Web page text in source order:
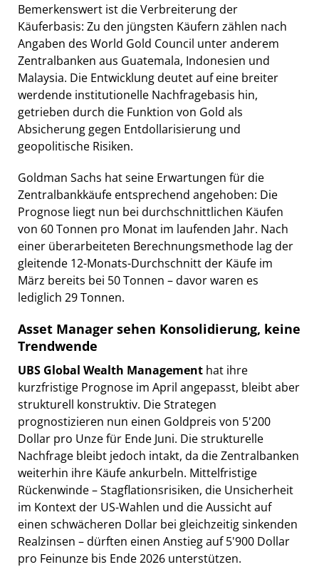
Bemerkenswert ist die Verbreiterung der
Käuferbasis: Zu den jüngsten Käufern zählen nach
Angaben des World Gold Council unter anderem
Zentralbanken aus Guatemala, Indonesien und
Malaysia. Die Entwicklung deutet auf eine breiter
werdende institutionelle Nachfragebasis hin,
getrieben durch die Funktion von Gold als
Absicherung gegen Entdollarisierung und
geopolitische Risiken.
Goldman Sachs hat seine Erwartungen für die
Zentralbankkäufe entsprechend angehoben: Die
Prognose liegt nun bei durchschnittlichen Käufen
von 60 Tonnen pro Monat im laufenden Jahr. Nach
einer überarbeiteten Berechnungsmethode lag der
gleitende 12-Monats-Durchschnitt der Käufe im
März bereits bei 50 Tonnen – davor waren es
lediglich 29 Tonnen.
Asset Manager sehen Konsolidierung, keine
Trendwende
UBS Global Wealth Management hat ihre
kurzfristige Prognose im April angepasst, bleibt aber
strukturell konstruktiv. Die Strategen
prognostizieren nun einen Goldpreis von 5'200
Dollar pro Unze für Ende Juni. Die strukturelle
Nachfrage bleibt jedoch intakt, da die Zentralbanken
weiterhin ihre Käufe ankurbeln. Mittelfristige
Rückenwinde – Stagflationsrisiken, die Unsicherheit
im Kontext der US-Wahlen und die Aussicht auf
einen schwächeren Dollar bei gleichzeitig sinkenden
Realzinsen – dürften einen Anstieg auf 5'900 Dollar
pro Feinunze bis Ende 2026 unterstützen.